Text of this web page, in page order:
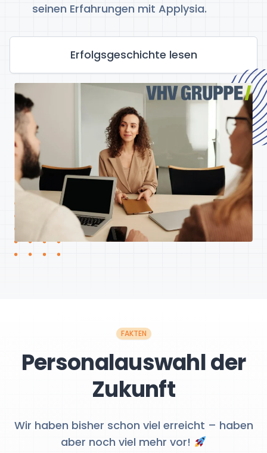
seinen Erfahrungen mit Applysia.
Erfolgsgeschichte lesen
FAKTEN
Personalauswahl der
Zukunft
Wir haben bisher schon viel erreicht – haben
aber noch viel mehr vor!